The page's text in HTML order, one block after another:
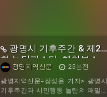
광명시 기후주간 & 제2
회 놀탄페스타, 체험부스
모집…10월 24일 개최
광명지역신문
25분전
광명지역신문=장성윤 기자> 광명시
기후주간과 시민행동 놀탄의 패밀리